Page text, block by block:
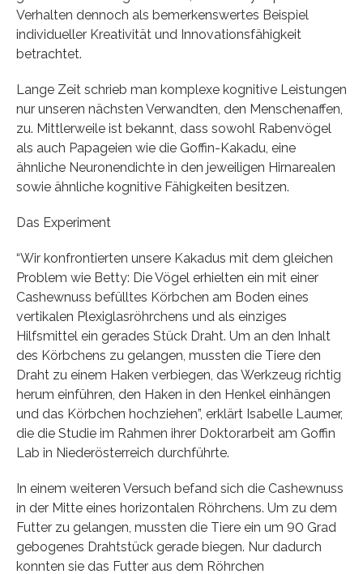
Verhalten dennoch als bemerkenswertes Beispiel
individueller Kreativität und Innovationsfähigkeit
betrachtet.
Lange Zeit schrieb man komplexe kognitive Leistungen
nur unseren nächsten Verwandten, den Menschenaffen,
zu. Mittlerweile ist bekannt, dass sowohl Rabenvögel
als auch Papageien wie die Goffin-Kakadu, eine
ähnliche Neuronendichte in den jeweiligen Hirnarealen
sowie ähnliche kognitive Fähigkeiten besitzen.
Das Experiment
“Wir konfrontierten unsere Kakadus mit dem gleichen
Problem wie Betty: Die Vögel erhielten ein mit einer
Cashewnuss befülltes Körbchen am Boden eines
vertikalen Plexiglasröhrchens und als einziges
Hilfsmittel ein gerades Stück Draht. Um an den Inhalt
des Körbchens zu gelangen, mussten die Tiere den
Draht zu einem Haken verbiegen, das Werkzeug richtig
herum einführen, den Haken in den Henkel einhängen
und das Körbchen hochziehen”, erklärt Isabelle Laumer,
die die Studie im Rahmen ihrer Doktorarbeit am Goffin
Lab in Niederösterreich durchführte.
In einem weiteren Versuch befand sich die Cashewnuss
in der Mitte eines horizontalen Röhrchens. Um zu dem
Futter zu gelangen, mussten die Tiere ein um 90 Grad
gebogenes Drahtstück gerade biegen. Nur dadurch
konnten sie das Futter aus dem Röhrchen